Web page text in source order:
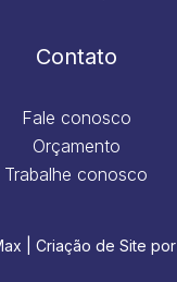
Contato
Fale conosco
Orçamento
Trabalhe conosco
| Criação de Site por